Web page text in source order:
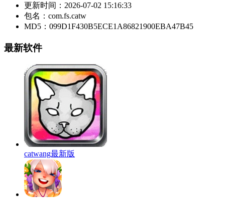
更新时间： 2026-07-02 15:16:33
包名： com.fs.catw
MD5： 099D1F430B5ECE1A86821900EBA47B45
最新软件
catwang最新版